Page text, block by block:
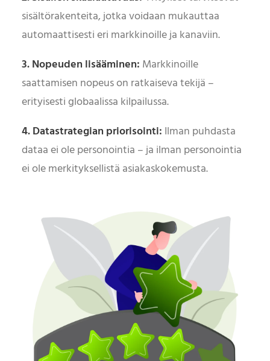
sisältörakenteita, jotka voidaan mukauttaa
automaattisesti eri markkinoille ja kanaviin.
3. Nopeuden lisääminen: Markkinoille
saattamisen nopeus on ratkaiseva tekijä –
erityisesti globaalissa kilpailussa.
4. Datastrategian priorisointi: Ilman puhdasta
dataa ei ole personointia – ja ilman personointia
ei ole merkityksellistä asiakaskokemusta.